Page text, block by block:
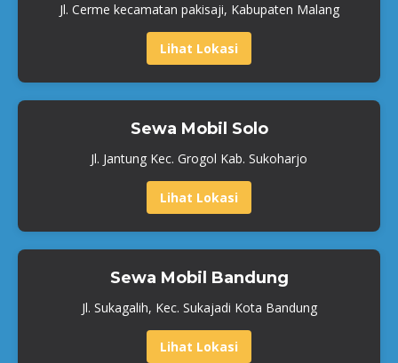
Jl. Cerme kecamatan pakisaji, Kabupaten Malang
Lihat Lokasi
Sewa Mobil Solo
Jl. Jantung Kec. Grogol Kab. Sukoharjo
Lihat Lokasi
Sewa Mobil Bandung
Jl. Sukagalih, Kec. Sukajadi Kota Bandung
Lihat Lokasi